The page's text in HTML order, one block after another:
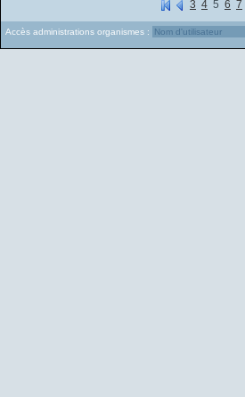
3 4 5 6 7
Accès administrations organismes :